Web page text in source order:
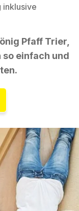
inklusive
Pfaff Trier,
so einfach und